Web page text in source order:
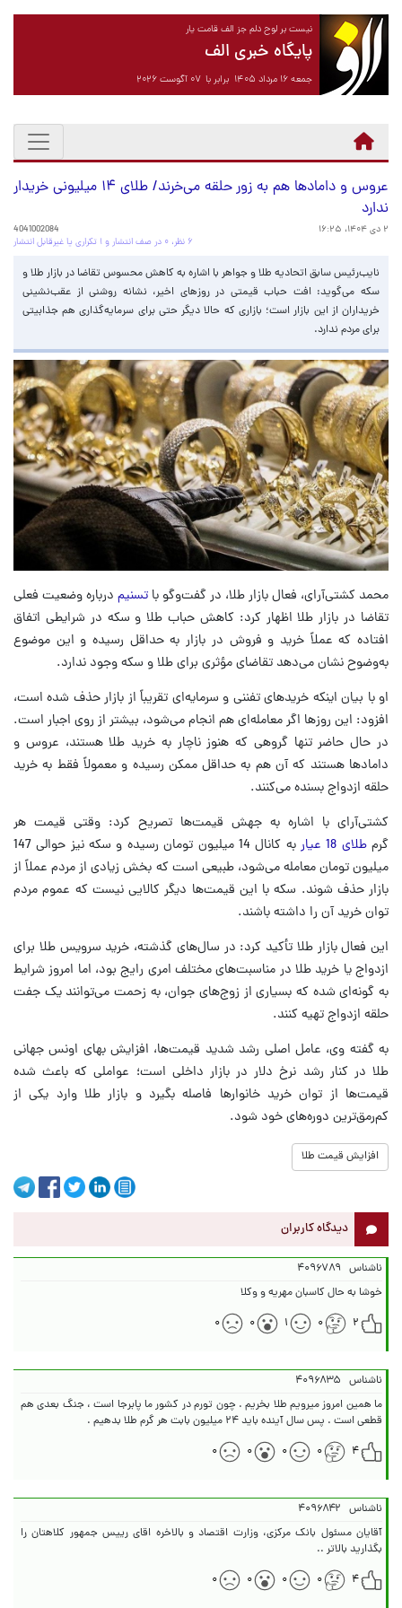
نیست بر لوح دلم جز الف قامت یار
پایگاه خبری الف
جمعه ۱۶ مرداد ۱۴۰۵ برابر با ۰۷ آگوست ۲۰۲۶
عروس و دامادها هم به زور حلقه می‌خرند/ طلای ۱۴ میلیونی خریدار
ندارد
۲ دی ۱۴۰۴، ۱۶:۲۵
4041002084
۶ نظر، ۰ در صف انتشار و ۱ تکراری یا غیرقابل انتشار
نایب‌رئیس سابق اتحادیه طلا و جواهر با اشاره به کاهش محسوس تقاضا در بازار طلا و
سکه می‌گوید: افت حباب قیمتی در روزهای اخیر، نشانه روشنی از عقب‌نشینی
خریداران از این بازار است؛ بازاری که حالا دیگر حتی برای سرمایه‌گذاری هم جذابیتی
برای مردم ندارد.
محمد کشتی‌آرای، فعال بازار طلا، در گفت‌وگو با تسنیم درباره وضعیت فعلی
تقاضا در بازار طلا اظهار کرد: کاهش حباب طلا و سکه در شرایطی اتفاق
افتاده که عملاً خرید و فروش در بازار به حداقل رسیده و این موضوع
به‌وضوح نشان می‌دهد تقاضای مؤثری برای طلا و سکه وجود ندارد.
او با بیان اینکه خریدهای تفننی و سرمایه‌ای تقریباً از بازار حذف شده است،
افزود: این روزها اگر معامله‌ای هم انجام می‌شود، بیشتر از روی اجبار است.
در حال حاضر تنها گروهی که هنوز ناچار به خرید طلا هستند، عروس و
دامادها هستند که آن هم به حداقل ممکن رسیده و معمولاً فقط به خرید
حلقه ازدواج بسنده می‌کنند.
کشتی‌آرای با اشاره به جهش قیمت‌ها تصریح کرد: وقتی قیمت هر
گرمطلای 18 عیار
به کانال 14 میلیون تومان رسیده و سکه نیز حوالی 147
میلیون تومان معامله می‌شود، طبیعی است که بخش زیادی از مردم عملاً از
بازار حذف شوند. سکه با این قیمت‌ها دیگر کالایی نیست که عموم مردم
توان خرید آن را داشته باشند.
این فعال بازار طلا تأکید کرد: در سال‌های گذشته، خرید سرویس طلا برای
ازدواج یا خرید طلا در مناسبت‌های مختلف امری رایج بود، اما امروز شرایط
به گونه‌ای شده که بسیاری از زوج‌های جوان، به زحمت می‌توانند یک جفت
حلقه ازدواج تهیه کنند.
به گفته وی، عامل اصلی رشد شدید قیمت‌ها، افزایش بهای اونس جهانی
طلا در کنار رشد نرخ دلار در بازار داخلی است؛ عواملی که باعث شده
قیمت‌ها از توان خرید خانوارها فاصله بگیرد و بازار طلا وارد یکی از
کم‌رمق‌ترین دوره‌های خود شود.
افزایش قیمت طلا
دیدگاه کاربران
ناشناس ۴۰۹۶۷۸۹
خوشا به حال کاسبان مهریه و وکلا
۲
۰ ۱ ۰ ۰
ناشناس ۴۰۹۶۸۳۵
ما همین امروز میرویم طلا بخریم . چون تورم در کشور ما پابرجا است ، جنگ بعدی هم
قطعی است . پس سال آینده باید ۲۴ میلیون بابت هر گرم طلا بدهیم .
۴
۰ ۰ ۰ ۰
ناشناس ۴۰۹۶۸۴۲
آقایان مسئول بانک مرکزی، وزارت اقتصاد و بالاخره اقای رییس جمهور کلاهتان را
بگذارید بالاتر ..
۴
۰ ۰ ۰ ۰